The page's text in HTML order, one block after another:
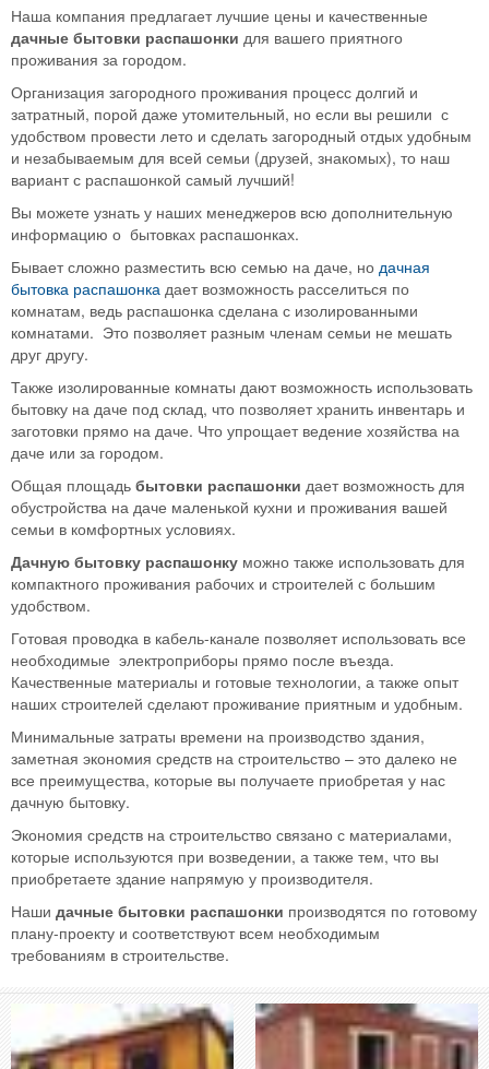
Наша компания предлагает лучшие цены и качественные
дачные бытовки распашонки для вашего приятного
проживания за городом.
Организация загородного проживания процесс долгий и
затратный, порой даже утомительный, но если вы решили с
удобством провести лето и сделать загородный отдых удобным
и незабываемым для всей семьи (друзей, знакомых), то наш
вариант с распашонкой самый лучший!
Вы можете узнать у наших менеджеров всю дополнительную
информацию о бытовках распашонках.
Бывает сложно разместить всю семью на даче, но дачная
бытовка распашонка дает возможность расселиться по
комнатам, ведь распашонка сделана с изолированными
комнатами. Это позволяет разным членам семьи не мешать
друг другу.
Также изолированные комнаты дают возможность использовать
бытовку на даче под склад, что позволяет хранить инвентарь и
заготовки прямо на даче. Что упрощает ведение хозяйства на
даче или за городом.
Общая площадь бытовки распашонки дает возможность для
обустройства на даче маленькой кухни и проживания вашей
семьи в комфортных условиях.
Дачную бытовку распашонку можно также использовать для
компактного проживания рабочих и строителей с большим
удобством.
Готовая проводка в кабель-канале позволяет использовать все
необходимые электроприборы прямо после въезда.
Качественные материалы и готовые технологии, а также опыт
наших строителей сделают проживание приятным и удобным.
Минимальные затраты времени на производство здания,
заметная экономия средств на строительство – это далеко не
все преимущества, которые вы получаете приобретая у нас
дачную бытовку.
Экономия средств на строительство связано с материалами,
которые используются при возведении, а также тем, что вы
приобретаете здание напрямую у производителя.
Наши дачные бытовки распашонки производятся по готовому
плану-проекту и соответствуют всем необходимым
требованиям в строительстве.